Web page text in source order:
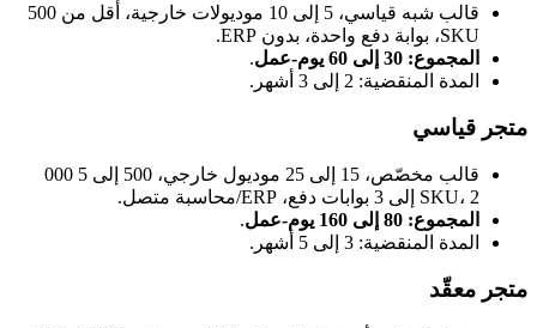
قالب شبه قياسي، 5 إلى 10 موديولات خارجية، أقل من 500
SKU، بوابة دفع واحدة، بدون ERP.
المجموع: 30 إلى 60 يوم-عمل
المدة المنقضية: 2 إلى 3 أشهر.
متجر قياسي
قالب مخصّص، 15 إلى 25 موديول خارجي، 500 إلى 5 000
SKU، 2 إلى 3 بوابات دفع، ERP/محاسبة متصل.
المجموع: 80 إلى 160 يوم-عمل
المدة المنقضية: 3 إلى 5 أشهر.
متجر معقّد